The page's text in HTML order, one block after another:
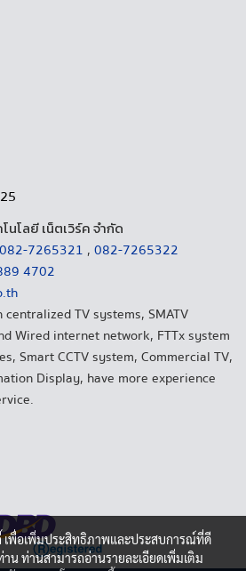
นโลยี เน็ตเวิร์ค จำกัด
082-7265321 , 082-7265322
4702
TV systems, SMATV
Wired internet network, FTTx system
Smart CCTV system, Commercial TV,
Display, have more experience
เพื่อเพิ่มประสิทธิภาพและประสบการณ์ที่ดี
าน ท่านสามารถอ่านรายละเอียดเพิ่มเติม